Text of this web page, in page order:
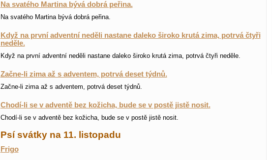
Na svatého Martina bývá dobrá peřina.
Na svatého Martina bývá dobrá peřina.
Když na první adventní neděli nastane daleko široko krutá zima, potrvá čtyři
neděle.
Když na první adventní neděli nastane daleko široko krutá zima, potrvá čtyři neděle.
Začne-li zima až s adventem, potrvá deset týdnů.
Začne-li zima až s adventem, potrvá deset týdnů.
Chodí-li se v adventě bez kožicha, bude se v postě jistě nosit.
Chodí-li se v adventě bez kožicha, bude se v postě jistě nosit.
Psí svátky na 11. listopadu
Frigo